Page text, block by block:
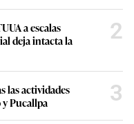
a escalas
deja intacta la
2
las actividades
Pucallpa
3